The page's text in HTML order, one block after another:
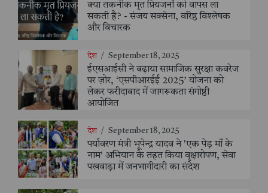
क्या तकनीक मृत प्रियजनों को वापस ला
सकती है? - संजय सक्सेना, वरिष्ठ विश्लेषक
और विचारक
देश / September 18, 2025
ईएसआईसी ने बढ़ाया सामाजिक सुरक्षा कवरेज
पर ज़ोर, ‘एसपीआरईई 2025’ योजना को
लेकर फरीदाबाद में जागरूकता संगोष्ठी
आयोजित
देश / September 18, 2025
पर्यावरण मंत्री भूपेन्द्र यादव ने 'एक पेड़ माँ के
नाम' अभियान के तहत किया वृक्षारोपण, सेवा
पखवाड़ा में जनभागीदारी का संदेश